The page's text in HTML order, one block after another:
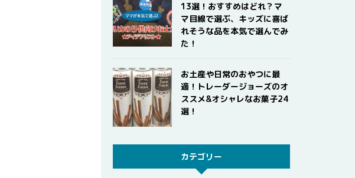
13選！おすすめはどれ？マ
マ目線で選ぶ、キッズに喜ば
れそうな品を本気で選んでみ
た！
お土産や日常のおやつに最
適！トレーダージョーズのオ
ススメ&オシャレなお菓子24
選！
カテゴリー